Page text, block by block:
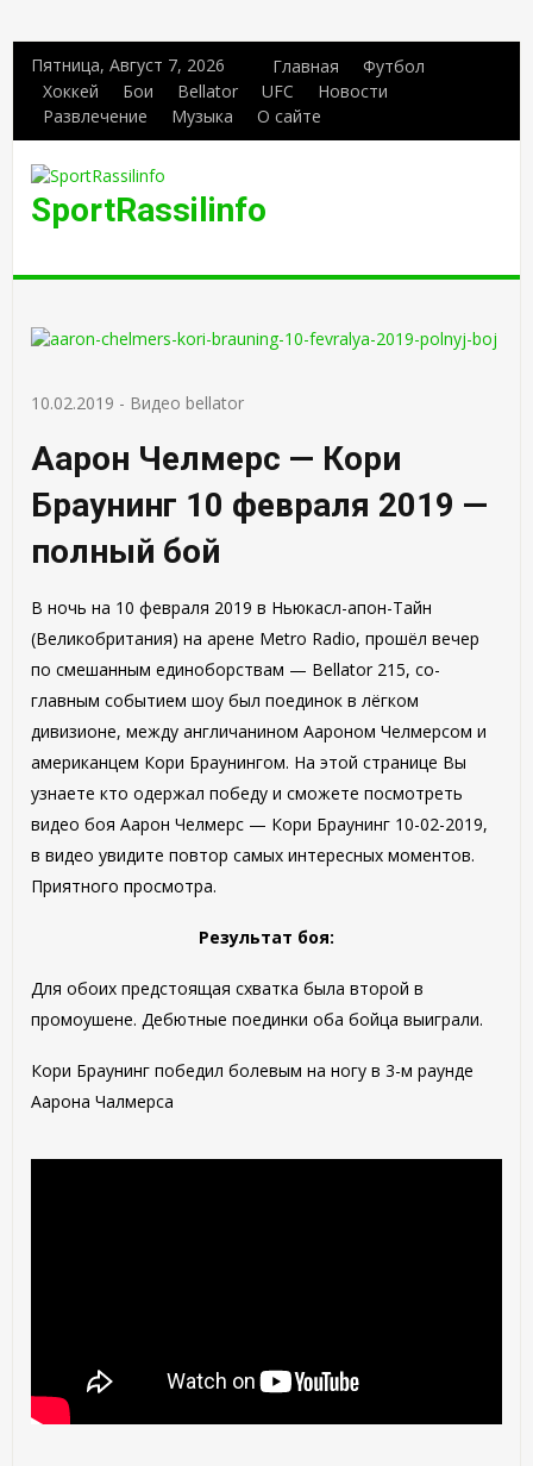
Пятница, Август 7, 2026 Главная
Футбол
Хоккей
Бои Bellator UFC
Новости
Развлечение
Музыка О сайте
SportRassilinfo
10.02.2019 - Видео bellator
Аарон Челмерс — Кори
Браунинг 10 февраля 2019 —
полный бой
В ночь на 10 февраля 2019 в Ньюкасл-апон-Тайн
(Великобритания) на арене Metro Radio, прошёл вечер
по смешанным единоборствам — Bellator 215, со-
главным событием шоу был поединок в лёгком
дивизионе, между англичанином Аароном Челмерсом и
американцем Кори Браунингом. На этой странице Вы
узнаете кто одержал победу и сможете посмотреть
видео боя Аарон Челмерс — Кори Браунинг 10-02-2019,
в видео увидите повтор самых интересных моментов.
Приятного просмотра.
Результат боя:
Для обоих предстоящая схватка была второй в
промоушене. Дебютные поединки оба бойца выиграли.
Кори Браунинг победил болевым на ногу в 3-м раунде
Аарона Чалмерса